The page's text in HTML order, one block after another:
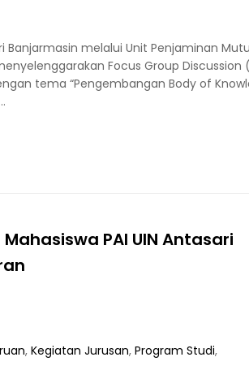
Banjarmasin melalui Unit Penjaminan
Focus Group Discussion
tema “Pengembangan Body of
PAI UIN Antasari
, Kegiatan Jurusan, Program Studi,